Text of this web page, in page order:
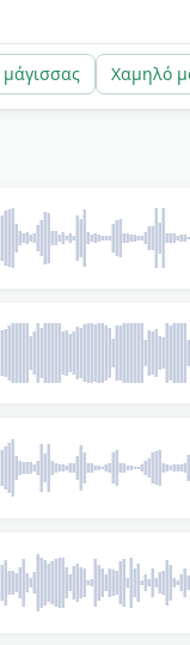
looped, η ίδια
δικαιώματα.
μάγισσας Χαμηλό